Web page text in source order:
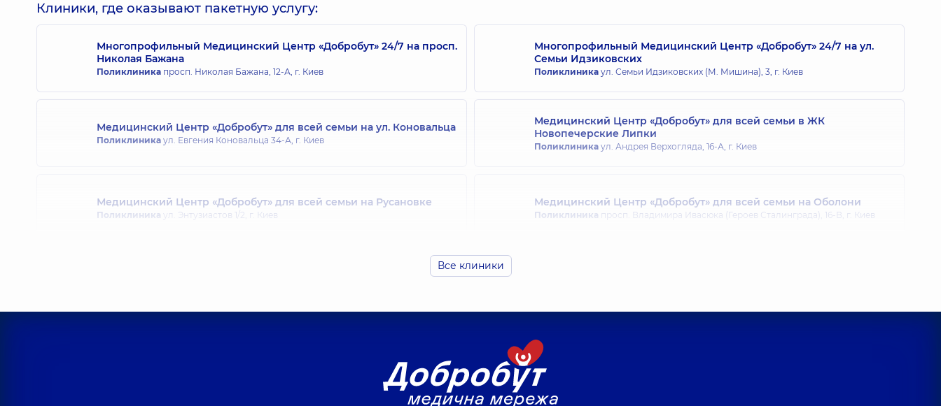
Клиники, где оказывают пакетную услугу:
Многопрофильный Медицинский Центр «Добробут» 24/7 на просп.
Николая Бажана
Поликлиника просп. Николая Бажана, 12-А, г. Киев
Многопрофильный Медицинский Центр «Добробут» 24/7 на ул.
Семьи Идзиковских
Поликлиника ул. Семьи Идзиковских (М. Мишина), 3, г. Киев
Медицинский Центр «Добробут» для всей семьи на ул. Коновальца
Поликлиника ул. Евгения Коновальца 34-А, г. Киев
Медицинский Центр «Добробут» для всей семьи в ЖК
Новопечерские Липки
Поликлиника ул. Андрея Верхогляда, 16-А, г. Киев
Медицинский Центр «Добробут» для всей семьи на Русановке
Поликлиника ул. Энтузиастов 1/2, г. Киев
Медицинский Центр «Добробут» для всей семьи на Оболони
Поликлиника просп. Владимира Ивасюка (Героев Сталинграда), 16-В, г. Киев
Медицинский Центр «Добробут» для всей семьи на Святошино
Все клиники